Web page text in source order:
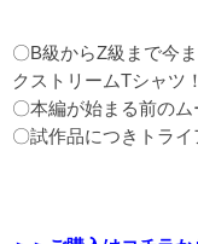
〇B級からZ級まで今
クストリームTシャツ！
〇本編が始まる前のム
〇試作品につきトライ